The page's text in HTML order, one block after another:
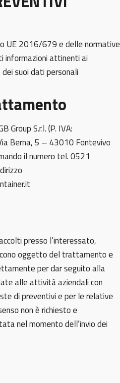
UE 2016/679 e delle normative
informazioni attinenti ai
suoi dati personali
S.r.l. (P. IVA:
Berna, 5 – 43010 Fontevivo
il numero tel. 0521
presso l’interessato,
oggetto del trattamento e
per dar seguito alla
alle attività aziendali con
di preventivi e per le relative
non è richiesto e
nel momento dell’invio dei